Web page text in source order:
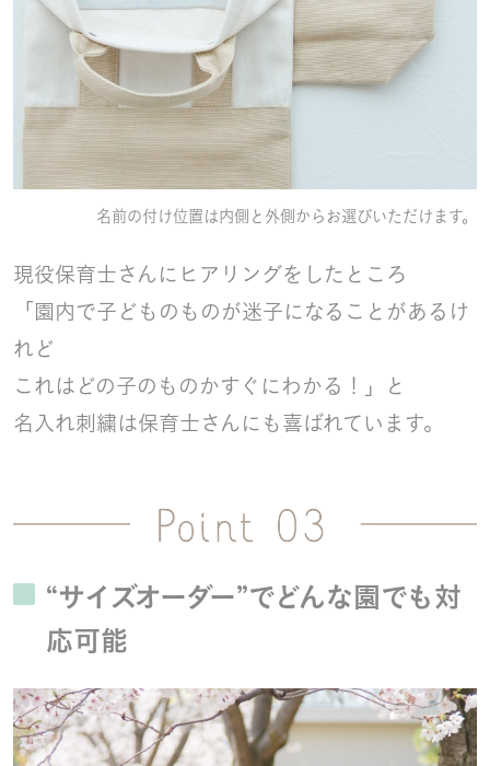
名前の付け位置は内側と外側からお選びいただけます。
現役保育士さんにヒアリングをしたところ
「園内で子どものものが迷子になることがあるけ
れど
これはどの子のものかすぐにわかる！」と
名入れ刺繍は保育士さんにも喜ばれています。
“サイズオーダー”でどんな園でも対
応可能